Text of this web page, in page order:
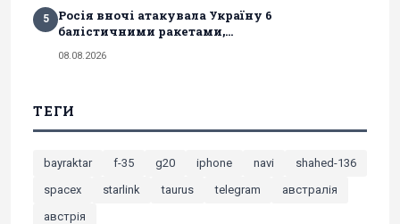
5
Росія вночі атакувала Україну 6
балістичними ракетами,...
08.08.2026
ТЕГИ
bayraktar f-35 g20 iphone navi
shahed-136
spacex
starlink taurus telegram
австралія
австрія